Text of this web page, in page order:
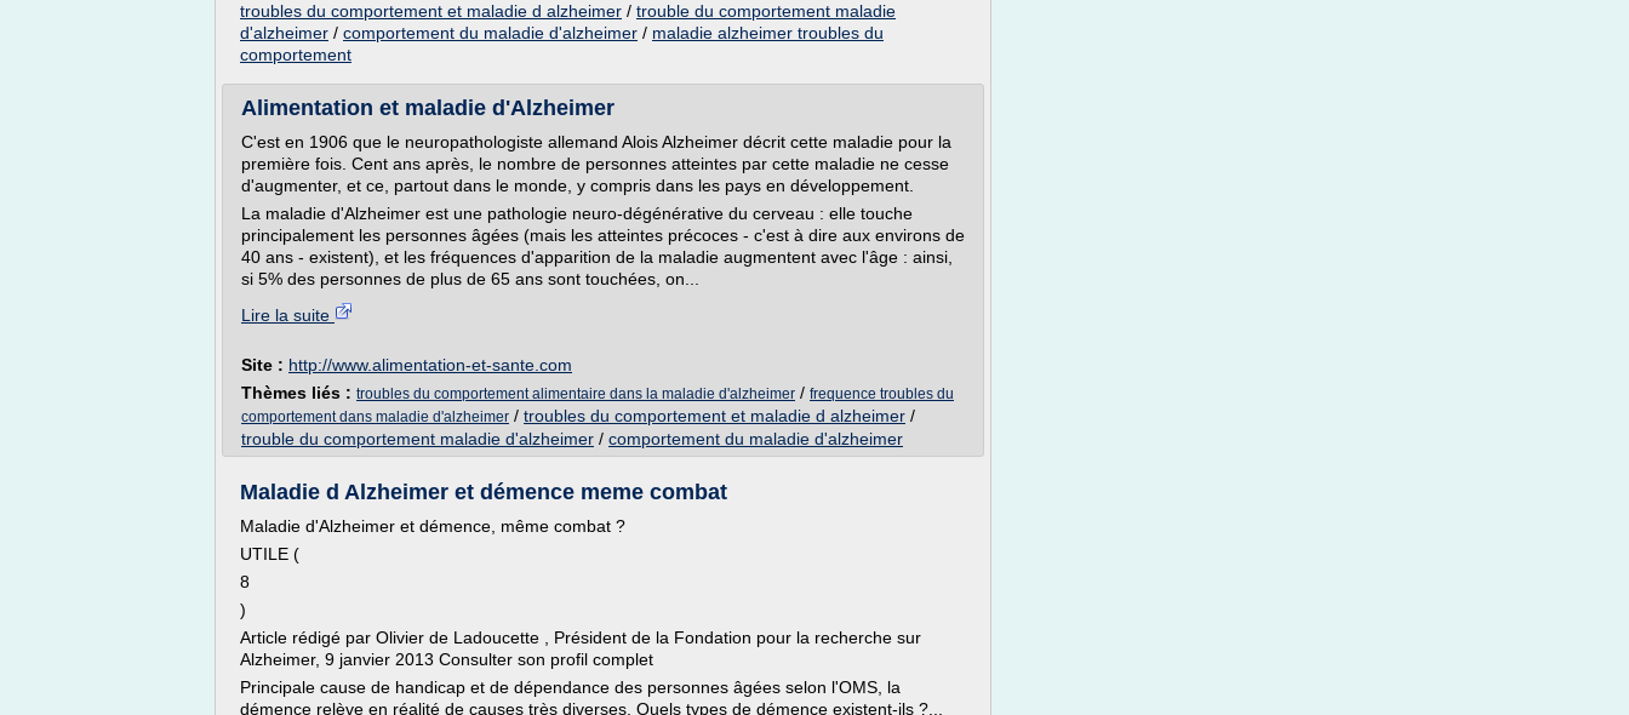
troubles du comportement et maladie d alzheimer / trouble du comportement maladie
d'alzheimer / comportement du maladie d'alzheimer / maladie alzheimer troubles du
comportement
Alimentation et maladie d'Alzheimer
C'est en 1906 que le neuropathologiste allemand Alois Alzheimer décrit cette maladie pour la
première fois. Cent ans après, le nombre de personnes atteintes par cette maladie ne cesse
d'augmenter, et ce, partout dans le monde, y compris dans les pays en développement.
La maladie d'Alzheimer est une pathologie neuro-dégénérative du cerveau : elle touche
principalement les personnes âgées (mais les atteintes précoces - c'est à dire aux environs de
40 ans - existent), et les fréquences d'apparition de la maladie augmentent avec l'âge : ainsi,
si 5% des personnes de plus de 65 ans sont touchées, on...
Lire la suite
Site : http://www.alimentation-et-sante.com
Thèmes liés : troubles du comportement alimentaire dans la maladie d'alzheimer / frequence troubles du
comportement dans maladie d'alzheimer / troubles du comportement et maladie d alzheimer /
trouble du comportement maladie d'alzheimer / comportement du maladie d'alzheimer
Maladie d Alzheimer et démence meme combat
Maladie d'Alzheimer et démence, même combat ?
UTILE (
8
)
Article rédigé par Olivier de Ladoucette , Président de la Fondation pour la recherche sur
Alzheimer, 9 janvier 2013 Consulter son profil complet
Principale cause de handicap et de dépendance des personnes âgées selon l'OMS, la
démence relève en réalité de causes très diverses. Quels types de démence existent-ils ?...